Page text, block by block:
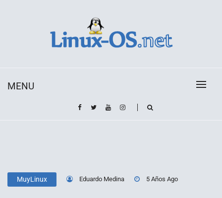
MENU
MuyLinux Eduardo Medina 5 Años Ago